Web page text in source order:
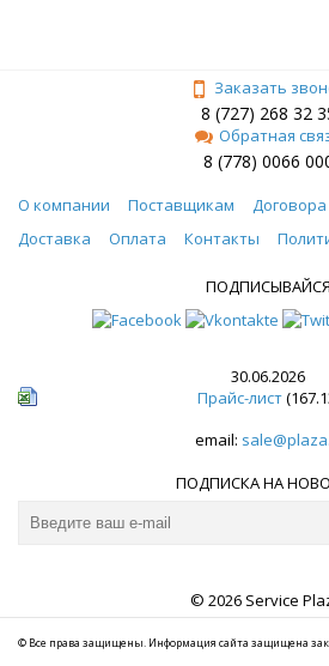
Заказать
8 (727) 268 32
Обратная
8 (778) 0066
О компании Поставщикам Договора
Доставка
Оплата Контакты
ПОДПИСЫВАЙСЯ
30.06.2026
Прайс-лист
email:
ПОДПИСКА НА
© 2026 Service
© Все права защищены. Информация сайта защищена